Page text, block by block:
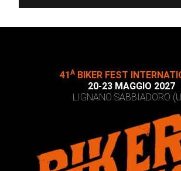
41 ABIKER FEST
20-23 MAGGIO 2027
LIGNANO SABBIADORO